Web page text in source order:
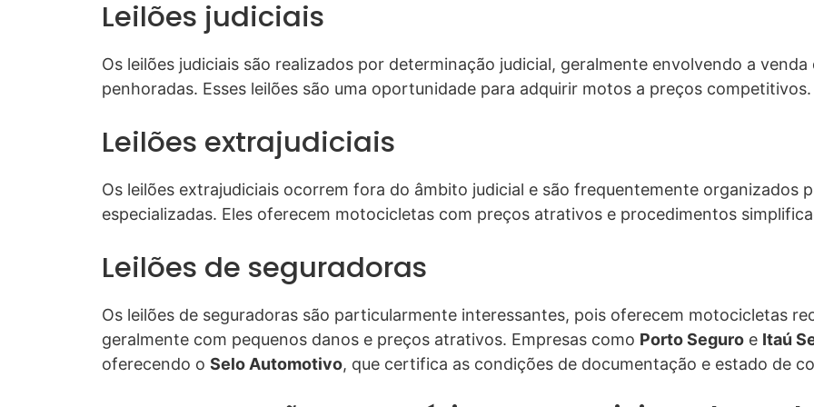
Leilões judiciais
Os leilões judiciais são realizados por determinação judicial, geralmente envolvendo a
penhoradas. Esses leilões são uma oportunidade para adquirir motos a preços competitivos.
Leilões extrajudiciais
Os leilões extrajudiciais ocorrem fora do âmbito judicial e são frequentemente organizados
especializadas. Eles oferecem motocicletas com preços atrativos e procedimentos
Leilões de seguradoras
Os leilões de seguradoras são particularmente interessantes, pois oferecem motocicletas
geralmente com pequenos danos e preços atrativos. Empresas como Porto Seguro e Itaú
oferecendo o Selo Automotivo, que certifica as condições de documentação e estado de